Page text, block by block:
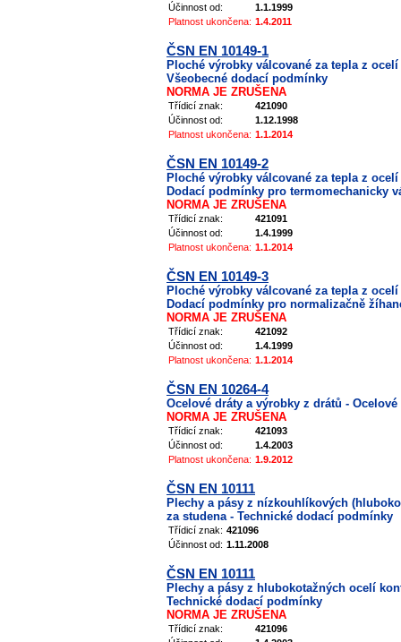
Účinnost od:
1.1.1999
Platnost ukončena: 1.4.2011
ČSN EN 10149-1
Ploché výrobky válcované za tepla z
Všeobecné dodací podmínky
NORMA JE ZRUŠENA
Třídicí znak:
421090
Účinnost od:
1.12.1998
Platnost ukončena: 1.1.2014
ČSN EN 10149-2
Ploché výrobky válcované za tepla z
Dodací podmínky pro termomechanicky
NORMA JE ZRUŠENA
Třídicí znak:
421091
Účinnost od:
1.4.1999
Platnost ukončena: 1.1.2014
ČSN EN 10149-3
Ploché výrobky válcované za tepla z
Dodací podmínky pro normalizačně
NORMA JE ZRUŠENA
Třídicí znak:
421092
Účinnost od:
1.4.1999
Platnost ukončena: 1.1.2014
ČSN EN 10264-4
Ocelové dráty a výrobky z drátů -
NORMA JE ZRUŠENA
Třídicí znak:
421093
Účinnost od:
1.4.2003
Platnost ukončena: 1.9.2012
ČSN EN 10111
Plechy a pásy z nízkouhlíkových
za studena - Technické dodací podmínky
Třídicí znak: 421096
Účinnost od: 1.11.2008
ČSN EN 10111
Plechy a pásy z hlubokotažných ocelí
Technické dodací podmínky
NORMA JE ZRUŠENA
Třídicí znak:
421096